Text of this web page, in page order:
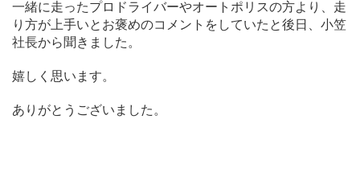
一緒に走ったプロドライバーやオートポリスの方より、走
り方が上手いとお褒めのコメントをしていたと後日、小笠
社長から聞きました。
嬉しく思います。
ありがとうございました。